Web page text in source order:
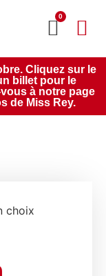
0
Cliquez sur le
billet pour le
à notre page
de Miss Rey.
choix